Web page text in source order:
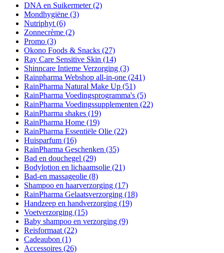
DNA en Suikermeter(2)
Mondhygiëne (3)
Nutriphyt (6)
Zonnecrème (2)
Promo (3)
Okono Foods & Snacks (27)
Ray Care Sensitive Skin (14)
Shinncare Intieme Verzorging (3)
Rainpharma Webshop all-in-one (241)
RainPharma Natural Make Up (51)
RainPharma Voedingsprogramma's (5)
RainPharma Voedingssupplementen (22)
RainPharma shakes (19)
RainPharma Home (19)
RainPharma Essentiële Olie (22)
Huisparfum (16)
RainPharma Geschenken (35)
Bad en douchegel (29)
Bodylotion en lichaamsolie (21)
Bad-en massageolie (8)
Shampoo en haarverzorging (17)
RainPharma Gelaatsverzorging (18)
Handzeep en handverzorging (19)
Voetverzorging (15)
Baby shampoo en verzorging (9)
Reisformaat (22)
Cadeaubon (1)
Accessoires (26)